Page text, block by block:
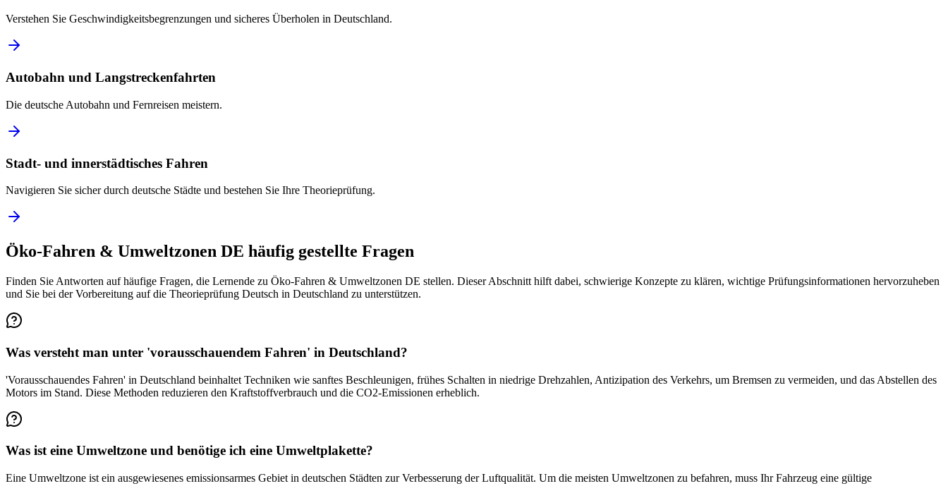
Verstehen Sie Geschwindigkeitsbegrenzungen und sicheres Überholen in Deutschland.
Autobahn und Langstreckenfahrten
Die deutsche Autobahn und Fernreisen meistern.
Stadt- und innerstädtisches Fahren
Navigieren Sie sicher durch deutsche Städte und bestehen Sie Ihre Theorieprüfung.
Öko-Fahren & Umweltzonen DE häufig gestellte Fragen
Finden Sie Antworten auf häufige Fragen, die Lernende zu Öko-Fahren & Umweltzonen DE stellen. Dieser Abschnitt hilft dabei, schwierige Konzepte zu klären, wichtige Prüfungsinformationen hervorzuheben
und Sie bei der Vorbereitung auf die Theorieprüfung Deutsch in Deutschland zu unterstützen.
Was versteht man unter 'vorausschauendem Fahren' in Deutschland?
'Vorausschauendes Fahren' in Deutschland beinhaltet Techniken wie sanftes Beschleunigen, frühes Schalten in niedrige Drehzahlen, Antizipation des Verkehrs, um Bremsen zu vermeiden, und das Abstellen des
Motors im Stand. Diese Methoden reduzieren den Kraftstoffverbrauch und die CO2-Emissionen erheblich.
Was ist eine Umweltzone und benötige ich eine Umweltplakette?
Eine Umweltzone ist ein ausgewiesenes emissionsarmes Gebiet in deutschen Städten zur Verbesserung der Luftqualität. Um die meisten Umweltzonen zu befahren, muss Ihr Fahrzeug eine gültige